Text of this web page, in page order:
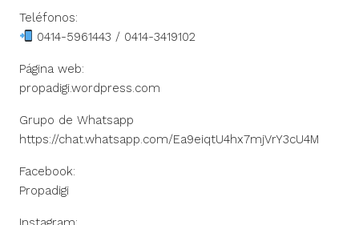
Teléfonos:
0414-5961443 / 0414-3419102
Página web:
propadigi.wordpress.com
Grupo de Whatsapp
https://chat.whatsapp.com/Ea9eiqtU4hx7mjVrY3cU4M
Facebook:
Propadigi